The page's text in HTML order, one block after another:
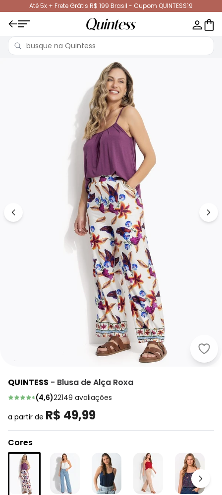
Até 5x + Frete Grátis R$ 199 Brasil - Cupom QUINTESS19
QUINTESS - Blusa de Alça Roxa
(4,6)22149 avaliações
a partir de R$ 49,99
Cores